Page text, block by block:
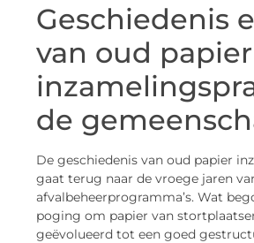
Geschiedenis
van oud papier
de
De geschiedenis van oud papier
gaat terug naar de vroege jaren
afvalbeheerprogramma’s. Wat
poging om papier van
geëvolueerd tot een goed